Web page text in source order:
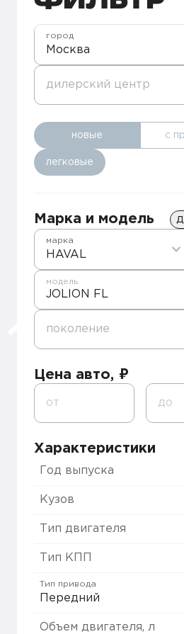
Москва
город
дилерский центр
новые с
легковые
Марка и модель
HAVAL
марка
JOLION FL
модель
поколение
Цена авто, ₽
от до
Характеристики
Год выпуска
Кузов
Тип двигателя
Тип КПП
Тип привода
Передний
Объем двигателя, л